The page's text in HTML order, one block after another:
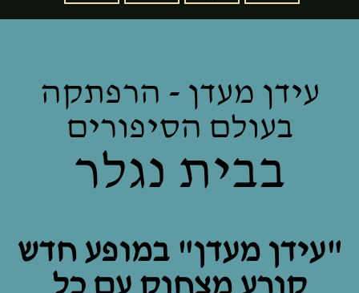
עידן מעדן - הרפתקה
בעולם הסיפורים
בבית נגלר
"עידן מעדן" במופע חדש
קורע מצחוק עם כל